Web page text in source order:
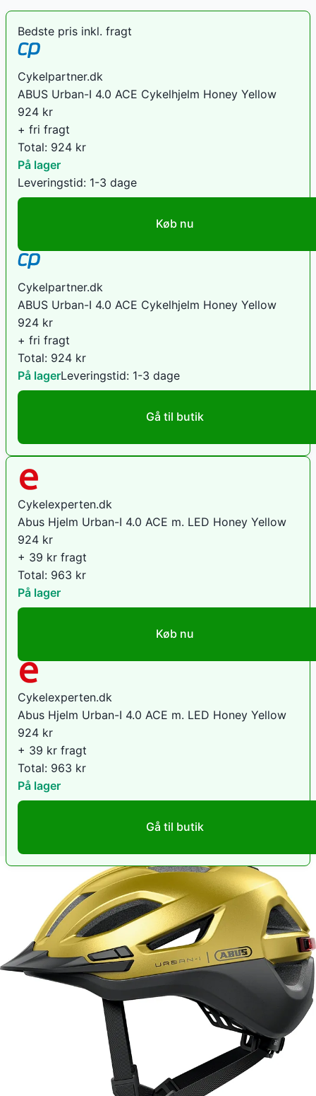
Bedste pris inkl. fragt
Cykelpartner.dk
ABUS Urban-I 4.0 ACE Cykelhjelm Honey Yellow
924 kr
+ fri fragt
Total: 924 kr
På lager
Leveringstid: 1-3 dage
Køb nu
Cykelpartner.dk
ABUS Urban-I 4.0 ACE Cykelhjelm Honey Yellow
924 kr
+ fri fragt
Total: 924 kr
På lagerLeveringstid: 1-3 dage
Gå til butik
Cykelexperten.dk
Abus Hjelm Urban-I 4.0 ACE m. LED Honey Yellow
924 kr
+ 39 kr fragt
Total: 963 kr
På lager
Køb nu
Cykelexperten.dk
Abus Hjelm Urban-I 4.0 ACE m. LED Honey Yellow
924 kr
+ 39 kr fragt
Total: 963 kr
På lager
Gå til butik
eCykelhjelm DK
Abus Urban-I 4.0 ACE honey yellow cykelhjelm
Large
1.149kr
+ fri fragt
1-3 dage
Køb nu